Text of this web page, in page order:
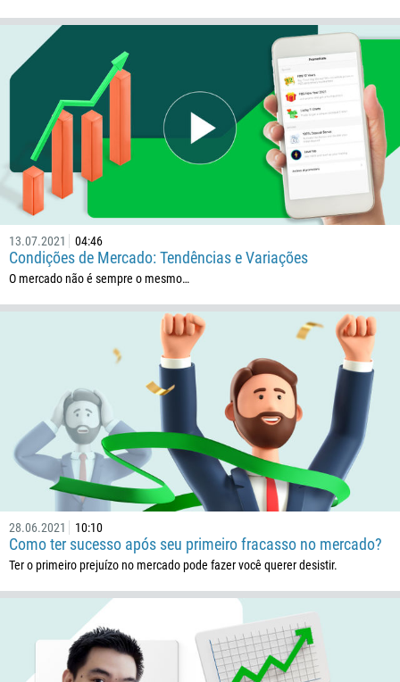
13.07.2021 04:46
Condições de Mercado: Tendências e Variações
O mercado não é sempre o mesmo…
28.06.2021 10:10
Como ter sucesso após seu primeiro fracasso no mercado?
Ter o primeiro prejuízo no mercado pode fazer você querer desistir.